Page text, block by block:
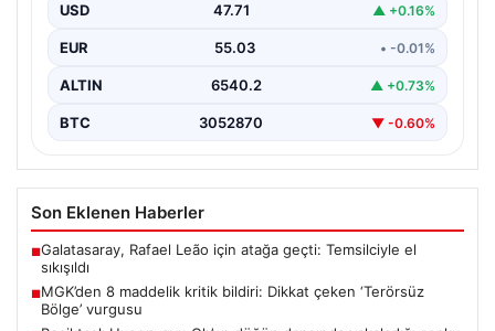
USD 47.71 ▲ +0.16%
EUR 55.03 • -0.01%
ALTIN 6540.2 ▲ +0.73%
BTC 3052870 ▼ -0.60%
Son Eklenen Haberler
■Galatasaray, Rafael Leão için atağa geçti: Temsilciyle el
sıkışıldı
■MGK’den 8 maddelik kritik bildiri: Dikkat çeken ‘Terörsüz
Bölge’ vurgusu